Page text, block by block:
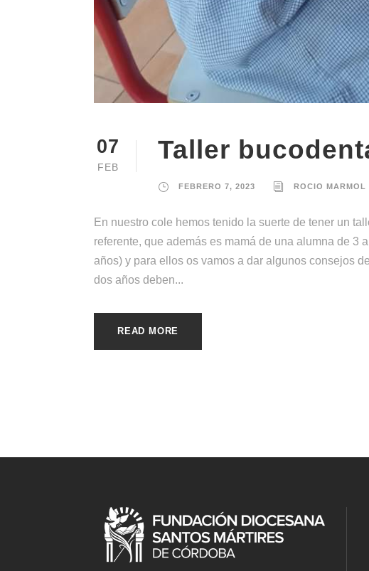
07
FEB
Taller
FEBRERO 7, 2023 ROCIO MARMOL
En nuestro cole hemos tenido la suerte de tener un
referente, que además es mamá de una alumna de 3
años) y para ellos os vamos a dar algunos consejos
dos años deben...
READ MORE